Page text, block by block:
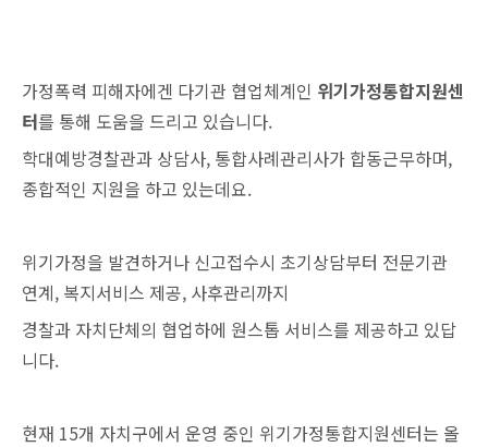
가정폭력 피해자에겐 다기관 협업체계인 위기가정통합지원센
터를 통해 도움을 드리고 있습니다.
학대예방경찰관과 상담사, 통합사례관리사가 합동근무하며,
종합적인 지원을 하고 있는데요.
위기가정을 발견하거나 신고접수시 초기상담부터 전문기관
연계, 복지서비스 제공, 사후관리까지
경찰과 자치단체의 협업하에 원스톱 서비스를 제공하고 있답
니다.
현재 15개 자치구에서 운영 중인 위기가정통합지원센터는 올